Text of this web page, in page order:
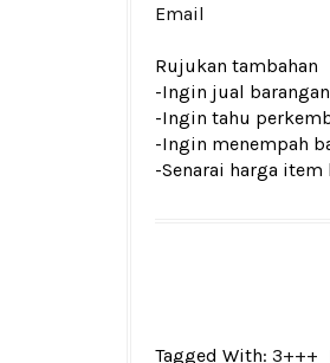
Email
Rujukan tambahan
-Ingin jual
-Ingin tahu
-Ingin menempah
-Senarai harga item
Tagged With: 3+++